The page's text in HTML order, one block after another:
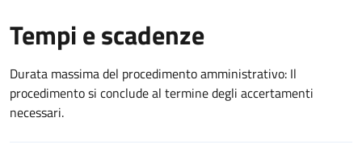
Tempi e scadenze
Durata massima del procedimento amministrativo: Il
procedimento si conclude al termine degli accertamenti
necessari.